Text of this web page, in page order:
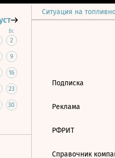
Ситуация на
Вс
2
9
16
23
30
Подписка
Реклама
РФРИТ
Справочник